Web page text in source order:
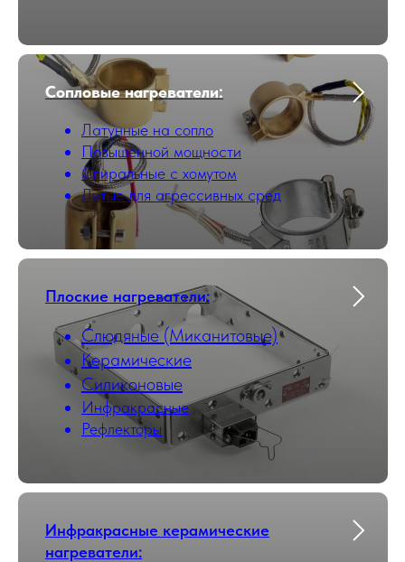
Сопловые нагреватели:
Латунные на сопло
Повышенной мощности
Cпиральные с хомутом
Литые для агрессивных сред
Плоские нагреватели:
Слюдяные (Миканитовые)
Керамические
Силиконовые
Инфракрасные
Рефлекторы
Инфракрасные керамические
нагреватели: